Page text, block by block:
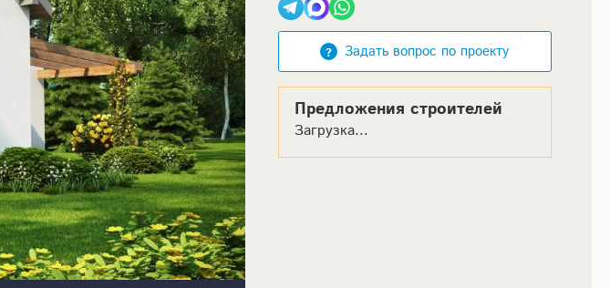
Задать вопрос по проекту
Предложения строителей
Загрузка...